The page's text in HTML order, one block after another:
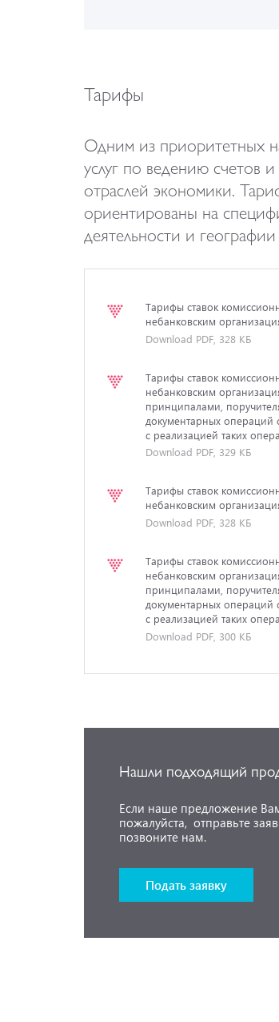
Тарифы
Одним из приоритетных
услуг по ведению счетов
отраслей экономики.
ориентированы на
деятельности и
Тарифы ставок
небанковским
Download PDF, 328 КБ
Тарифы ставок
небанковским
принципалами,
документарных
с реализацией таких
Download PDF, 329 КБ
Тарифы ставок
небанковским
Download PDF, 328 КБ
Тарифы ставок
небанковским
принципалами,
документарных
с реализацией таких
Download PDF, 300 КБ
Нашли подходящий
Если наше предложение
пожалуйста, отправьте
позвоните нам.
Подать заявку